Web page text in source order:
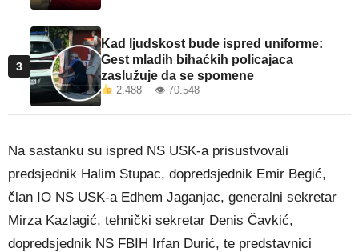
3
Kad ljudskost bude ispred uniforme:
Gest mladih bihaćkih policajaca
zaslužuje da se spomene
2.488 👁 70.548
Na sastanku su ispred NS USK-a prisustvovali
predsjednik Halim Stupac, dopredsjednik Emir Begić,
član IO NS USK-a Edhem Jaganjac, generalni sekretar
Mirza Kazlagić, tehnički sekretar Denis Čavkić,
dopredsjednik NS FBIH Irfan Durić, te predstavnici